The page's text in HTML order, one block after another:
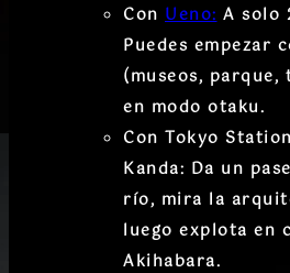
Con Ueno:A solo
Puedes empezar
(museos,
en modo otaku.
Con Tokyo
Kanda: Da un
río, mira la
luego explota en
Akihabara.